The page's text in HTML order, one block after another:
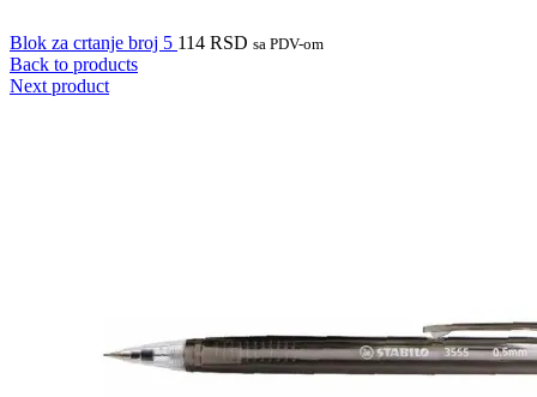
Blok za crtanje broj 5 114 RSD sa PDV-om
Back to products
Next product